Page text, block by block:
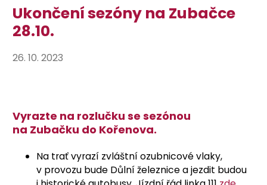
Ukončení sezóny na Zubačce
28.10.
26. 10. 2023
Vyrazte na rozlučku se sezónou
na Zubačku do Kořenova.
Na trať vyrazí zvláštní ozubnicové vlaky,
v provozu bude Důlní železnice a jezdit budou